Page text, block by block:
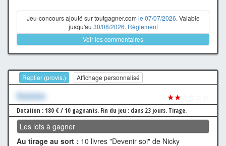
Jeu-concours ajouté sur toutgagner.com le 07/07/2026. Valable
jusqu'au 30/08/2026. Règlement
Voir les commentaires
Replier (provis.) Affichage personnalisé
Xxxxxxx ★★
Dotation : 180 € / 10 gagnants. Fin du jeu : dans 23 jours. Tirage.
Les lots à gagner
Au tirage au sort : 10 livres "Devenir soi" de Nicky